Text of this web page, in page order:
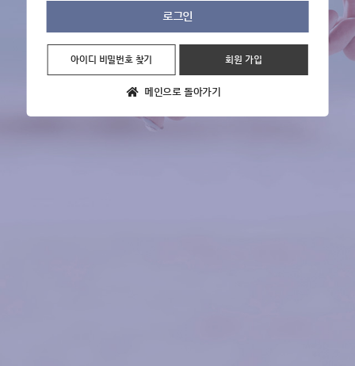
아이디 비밀번호 찾기 회원 가입
메인으로 돌아가기